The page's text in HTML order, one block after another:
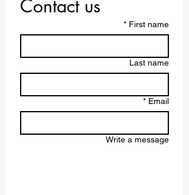
Contact us
First name
*
Last name
Email
*
Write a message